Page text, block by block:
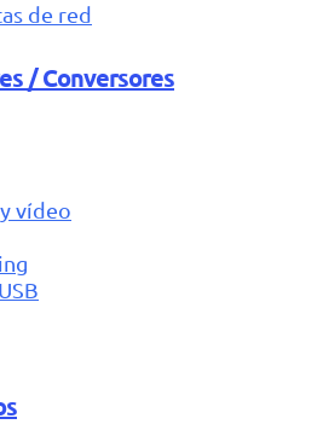
de red
/ Conversores
vídeo